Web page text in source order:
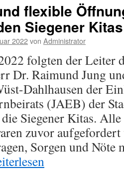
flexible
Siegener Kitas
2022von Administrator
folgten der Leiter
Dr. Raimund Jung
Dahlhausen der
(JAEB) der
Siegener Kitas.
zuvor
Sorgen und